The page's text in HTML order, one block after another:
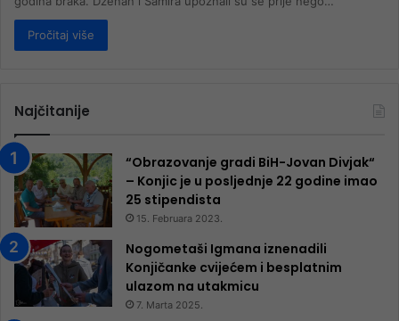
Pročitaj više
Najčitanije
“Obrazovanje gradi BiH-Jovan Divjak“
– Konjic je u posljednje 22 godine imao
25 ​​stipendista
15. Februara 2023.
Nogometaši Igmana iznenadili
Konjičanke cvijećem i besplatnim
ulazom na utakmicu
7. Marta 2025.